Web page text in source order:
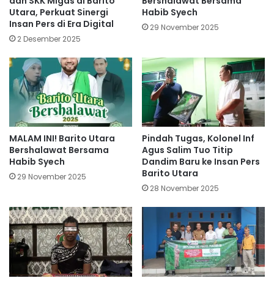
Utara, Perkuat Sinergi
Insan Pers di Era Digital
2 Desember 2025
Habib Syech
29 November 2025
MALAM INI! Barito Utara
Bershalawat Bersama
Habib Syech
29 November 2025
Pindah Tugas, Kolonel Inf
Agus Salim Tuo Titip
Dandim Baru ke Insan Pers
Barito Utara
28 November 2025